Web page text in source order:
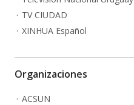
TV CIUDAD
XINHUA Español
Organizaciones
ACSUN